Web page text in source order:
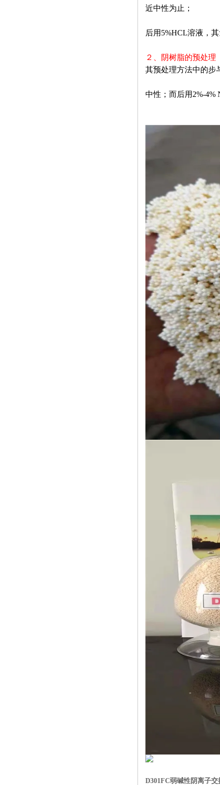
近中性为止；
后用 5%HCL溶液，
２、阴树脂的预处理
其预处理方法中的步
中性；而后用 2%-4%
D301FC弱碱性阴离子